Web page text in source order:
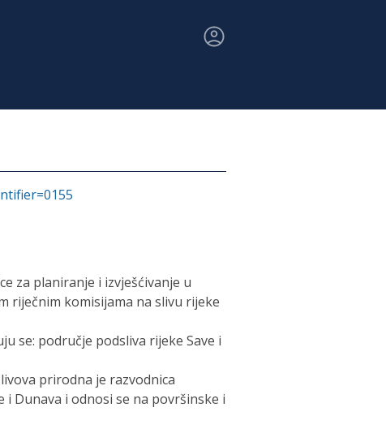
za planiranje i izvješćivanje u
riječnim komisijama na slivu rijeke
se: područje podsliva rijeke Save i
prirodna je razvodnica
i Dunava i odnosi se na površinske i